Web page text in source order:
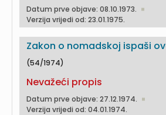
Datum prve objave: 08.10.1973.
Verzija vrijedi od: 23.01.1975.
Zakon o nomadskoj ispaši
(54/1974)
Nevažeći propis
Datum prve objave: 27.12.1974.
Verzija vrijedi od: 04.01.1974.